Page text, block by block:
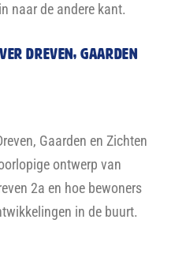
naar de andere kant.
dreven, gaarden
Gaarden en Zichten
ontwerp van
2a en hoe bewoners
in de buurt.